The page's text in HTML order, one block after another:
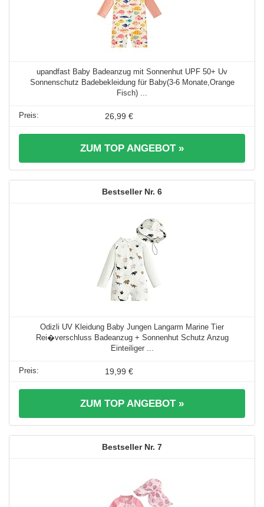
upandfast Baby Badeanzug mit Sonnenhut UPF 50+ Uv
Sonnenschutz Badebekleidung für Baby(3-6 Monate,Orange
Fisch) ...
26,99 €
ZUM TOP ANGEBOT »
6
Odizli UV Kleidung Baby Jungen Langarm Marine Tier
Rei�verschluss Badeanzug + Sonnenhut Schutz Anzug
Einteiliger ...
19,99 €
ZUM TOP ANGEBOT »
7